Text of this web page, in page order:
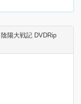
陽大戦記 DVDRip